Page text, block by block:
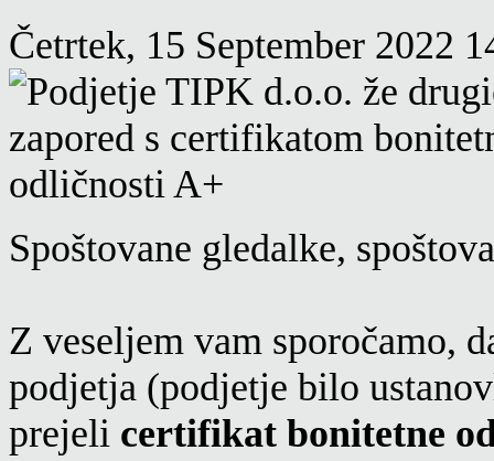
Četrtek, 15 September 2022
Spoštovane gledalke,
Z veseljem vam sporočamo,
podjetja (podjetje bilo
prejeli certifikat bonitetne